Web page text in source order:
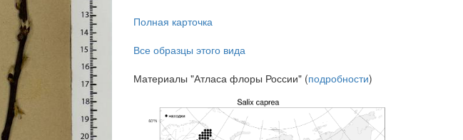
Полная карточка
Все образцы этого вида
Материалы "Атласа флоры России" (подробности)